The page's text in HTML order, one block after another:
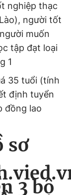
nghiệp thạc
người tốt
muốn
tập đạt loại
1
35 tuổi (tính
định tuyển
đồng lao
sơ
3 bộ